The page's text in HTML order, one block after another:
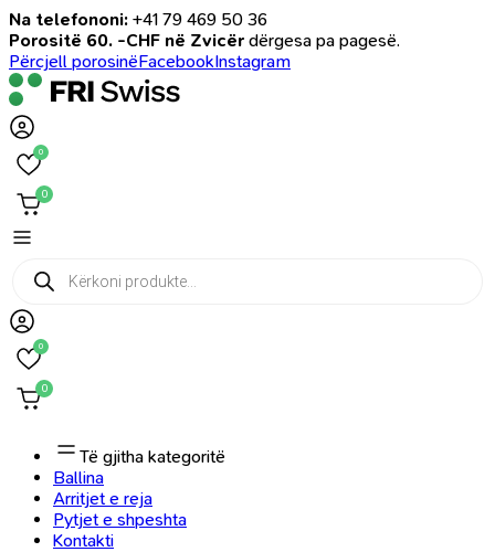
Na telefononi: +41 79 469 50 36
Porositë 60. -CHF në Zvicër dërgesa pa pagesë.
Përcjell porosinëFacebookInstagram
0
0
Products
search
0
0
Të gjitha kategoritë
Ballina
Arritjet e reja
Pytjet e shpeshta
Kontakti